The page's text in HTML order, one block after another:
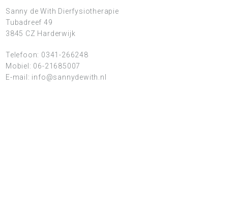
Sanny de With Dierfysiotherapie
Tubadreef 49
3845 CZ Harderwijk
Telefoon: 0341-266248
Mobiel: 06-21685007
E-mail: info@sannydewith.nl